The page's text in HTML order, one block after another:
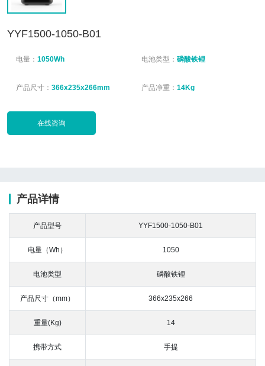
YYF1500-1050-B01
电量： 1050Wh 电池类型： 磷酸铁锂
产品尺寸： 366x235x266mm 产品净重： 14Kg
在线咨询
产品详情
产品型号 YYF1500-1050-B01
电量（Wh） 1050
电池类型 磷酸铁锂
产品尺寸（mm） 366x235x266
重量(Kg) 14
携带方式 手提